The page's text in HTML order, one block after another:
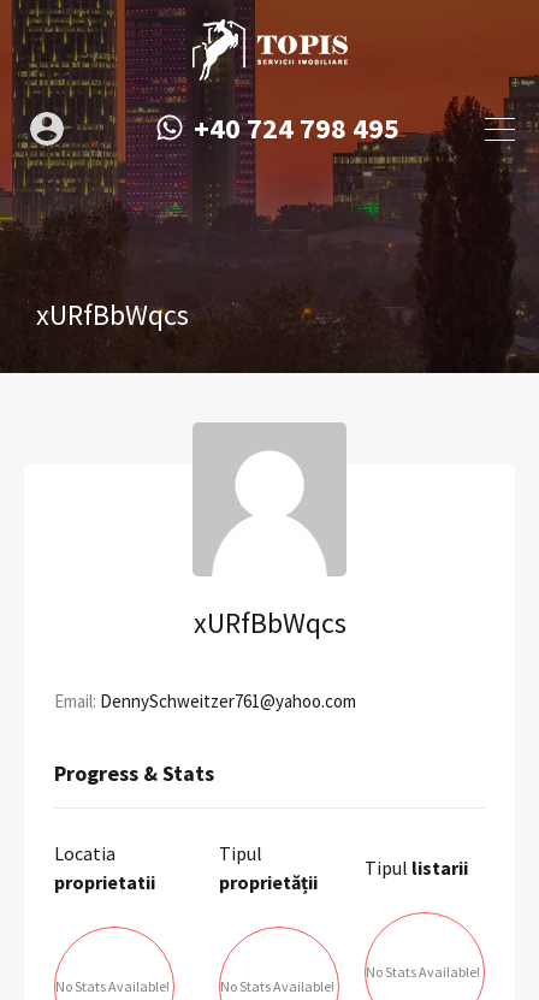
+40 724 798 495
xURfBbWqcs
xURfBbWqcs
Email: DennySchweitzer761@yahoo.com
Progress & Stats
Locatia
proprietatii
No Stats Available!
Tipul
proprietății
No Stats Available!
Tipul listarii
No Stats Available!